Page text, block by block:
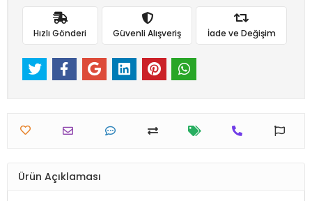
Hızlı Gönderi Güvenli Alışveriş İade ve Değişim
Ürün Açıklaması